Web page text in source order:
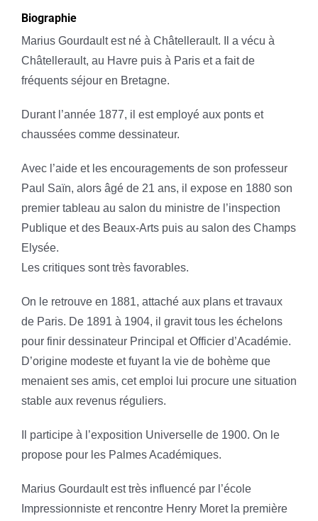
Biographie
Marius Gourdault est né à Châtellerault. Il a vécu à
Châtellerault, au Havre puis à Paris et a fait de
fréquents séjour en Bretagne.
Durant l’année 1877, il est employé aux ponts et
chaussées comme dessinateur.
Avec l’aide et les encouragements de son professeur
Paul Saïn, alors âgé de 21 ans, il expose en 1880 son
premier tableau au salon du ministre de l’inspection
Publique et des Beaux-Arts puis au salon des Champs
Elysée.
Les critiques sont très favorables.
On le retrouve en 1881, attaché aux plans et travaux
de Paris. De 1891 à 1904, il gravit tous les échelons
pour finir dessinateur Principal et Officier d’Académie.
D’origine modeste et fuyant la vie de bohème que
menaient ses amis, cet emploi lui procure une situation
stable aux revenus réguliers.
Il participe à l’exposition Universelle de 1900. On le
propose pour les Palmes Académiques.
Marius Gourdault est très influencé par l’école
Impressionniste et rencontre Henry Moret la première